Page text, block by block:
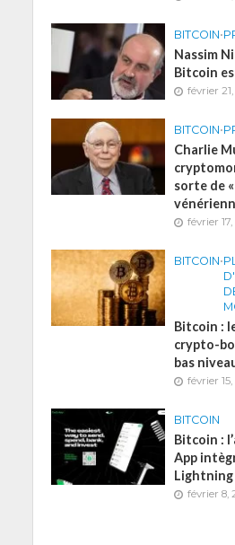
BITCOIN•
Nassim
Bitcoin
février
BITCOIN•
Charlie
sorte de
février
BITCOIN•
Bitcoin :
crypto-
bas
février
BITCOIN
Bitcoin :
App
février 8,